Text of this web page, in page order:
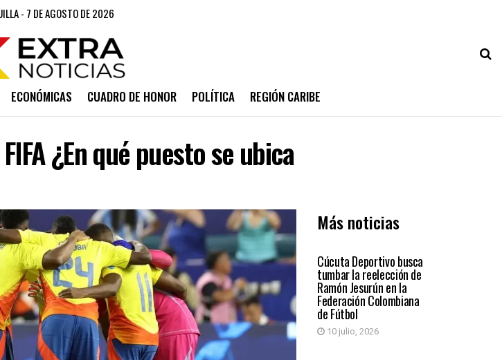
- 7 DE AGOSTO DE 2026
ECONÓMICAS CUADRO DE HONOR POLÍTICA REGIÓN CARIBE
¿En qué puesto se ubica
Más noticias
DEPORTES
Cúcuta Deportivo busca
tumbar la reelección de
Ramón Jesurún en la
Federación Colombiana
de Fútbol
10 julio, 2026
DEPORTES